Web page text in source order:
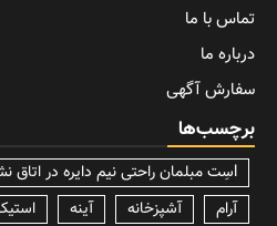
تماس با ما
درباره ما
سفارش آگهی
برچسب‌ها
lسِت مبلمان راحتی نیم دایره در اتاق نشیمن و پذیرایی
آرام
آشپزخانه آینه